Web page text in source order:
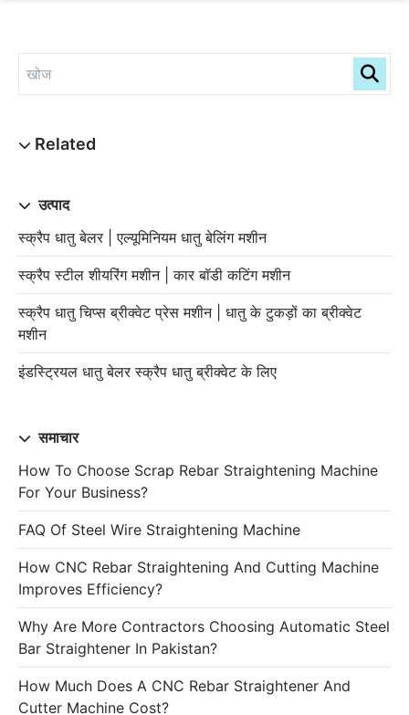
उत्पाद
स्क्रैप धातु बेलर | एल्यूमिनियम धातु बेलिंग मशीन
स्क्रैप स्टील शीयरिंग मशीन | कार बॉडी कटिंग मशीन
स्क्रैप धातु चिप्स ब्रीक्वेट प्रेस मशीन | धातु के टुकड़ों का ब्रीक्वेट
मशीन
इंडस्ट्रियल धातु बेलर स्क्रैप धातु ब्रीक्वेट के लिए
समाचार
How To Choose Scrap Rebar Straightening Machine
For Your Business?
FAQ Of Steel Wire Straightening Machine
How CNC Rebar Straightening And Cutting Machine
Improves Efficiency?
Why Are More Contractors Choosing Automatic Steel
Bar Straightener In Pakistan?
How Much Does A CNC Rebar Straightener And
Cutter Machine Cost?